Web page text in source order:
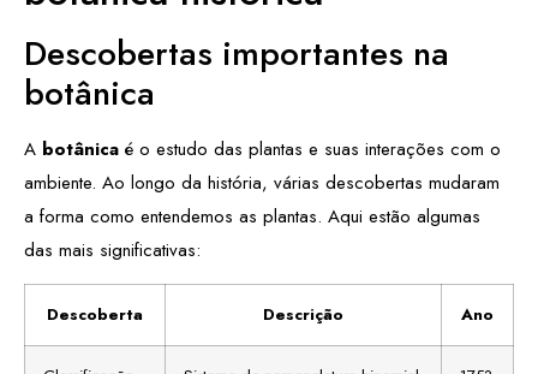
Descobertas importantes na
botânica
A botânica é o estudo das plantas e suas interações com o
ambiente. Ao longo da história, várias descobertas mudaram
a forma como entendemos as plantas. Aqui estão algumas
das mais significativas:
Descoberta Descrição Ano